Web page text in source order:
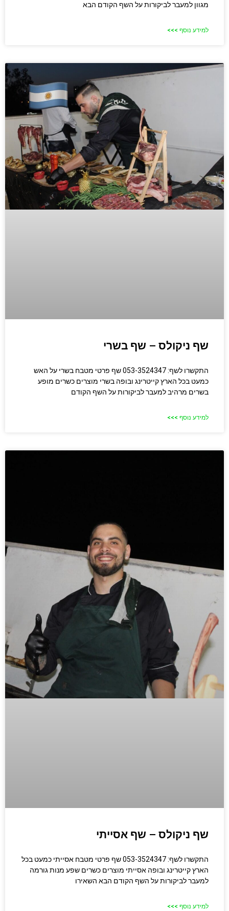
מגוון למעבר לביקורות על השף הקודם הבא
למידע נוסף >>>
שף ניקולס – שף בשרי
התקשרו לשף: 053-3524347 שף פרטי מטבח בשרי על האש
כמעט בכל הארץ קייטרינג ובופה בשרי מוצרים כשרים מופע
בשרים מרהיב למעבר לביקורות על השף הקודם
למידע נוסף >>>
שף ניקולס – שף אסייתי
התקשרו לשף: 053-3524347 שף פרטי מטבח אסייתי כמעט בכל
הארץ קייטרינג ובופה אסייתי מוצרים כשרים שפע מנות גורמה
למעבר לביקורות על השף הקודם הבא השאירו
למידע נוסף >>>